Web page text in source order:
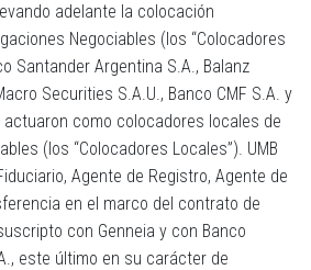
adelante la colocación
Negociables (los “Colocadores
Santander Argentina S.A., Balanz
Securities S.A.U., Banco CMF S.A. y
actuaron como colocadores locales de
(los “Colocadores Locales”). UMB
Agente de Registro, Agente de
en el marco del contrato de
con Genneia y con Banco
este último en su carácter de